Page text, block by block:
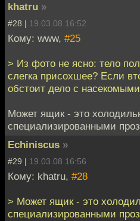
khatru »
#28 | 19.03.08 16:52
Кому: www, #25
> Из фото не ясно: тело
слегка присохшее? Если
обстоит дело с насекомыми
Может ящик - это
специализированными
Echiniscus »
#29 | 19.03.08 16:56
Кому: khatru, #28
> Может ящик - это
специализированными